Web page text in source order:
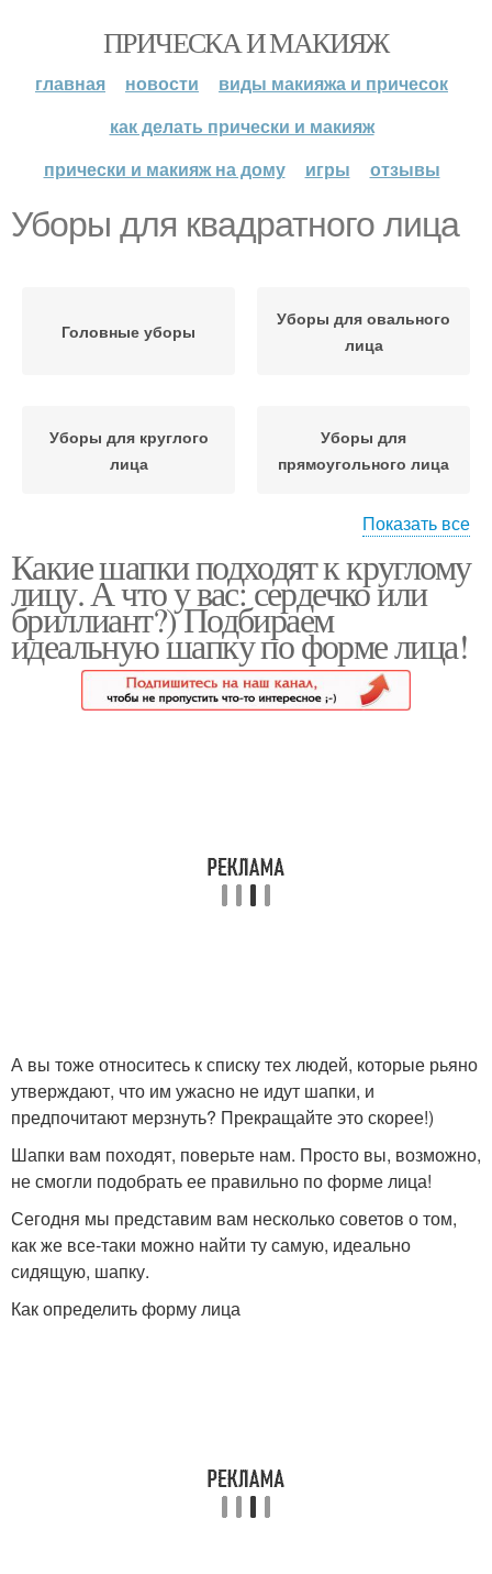
ПРИЧЕСКА И МАКИЯЖ
главная новости
виды макияжа и причесок
как делать прически и макияж
прически и макияж на дому
игры отзывы
Уборы для квадратного лица
Головные уборы
Уборы для овального
лица
Уборы для круглого
лица
Уборы для
прямоугольного лица
треугольного лица
грушевидного лица
Уборы для
ромбовидного лица
Шапка для круглого
лица
Круглое лицо Треугольное лицо
Прямоугольное лицо
Показать все
Какие шапки подходят к круглому
лицу. А что у вас: сердечко или
бриллиант?) Подбираем
идеальную шапку по форме лица!
А вы тоже относитесь к списку тех людей, которые рьяно
утверждают, что им ужасно не идут шапки, и
предпочитают мерзнуть? Прекращайте это скорее!)
Шапки вам походят, поверьте нам. Просто вы, возможно,
не смогли подобрать ее правильно по форме лица!
Сегодня мы представим вам несколько советов о том,
как же все-таки можно найти ту самую, идеально
сидящую, шапку.
Как определить форму лица